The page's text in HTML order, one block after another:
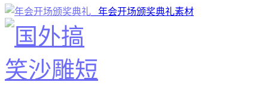
年会开场颁奖典礼素材